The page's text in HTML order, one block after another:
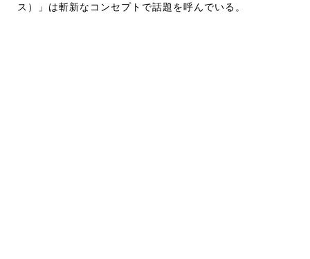
ス）」は斬新なコンセプトで話題を呼んでいる。